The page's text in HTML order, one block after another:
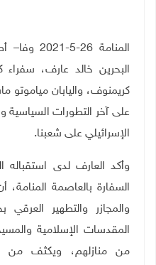
المنامة
البحرين خالد عارف، سفراء
كريمنوف، واليابان مياموتو
على آخر التطورات السياسية
الإسرائيلي على شعبنا.
وأكد العارف لدى
السفارة بالعاصمة المنامة،
والمجازر والتطهير
المقدسات الإسلامية
من منازلهم، ويكثف من